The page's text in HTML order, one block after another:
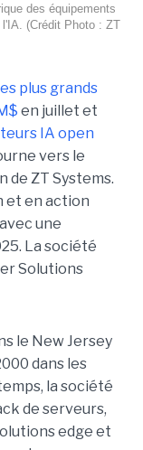
des équipements
(Crédit Photo : ZT
plus grands
en juillet et
IA open
vers le
de ZT Systems.
et en action
une
La société
Solutions
le New Jersey
dans les
la société
de serveurs,
edge et